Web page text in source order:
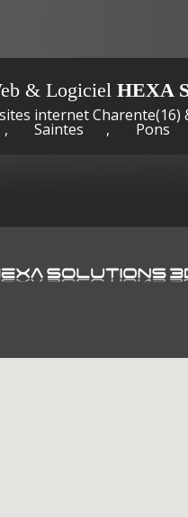
& Logiciel HEXA
internet Charente(16)
, Saintes , Pons